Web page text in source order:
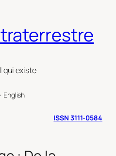
qui existe
English
ISSN 3111-0584